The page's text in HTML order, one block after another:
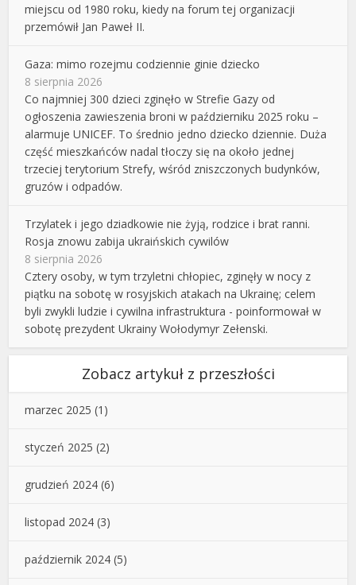
miejscu od 1980 roku, kiedy na forum tej organizacji
przemówił Jan Paweł II.
Gaza: mimo rozejmu codziennie ginie dziecko
8 sierpnia 2026
Co najmniej 300 dzieci zginęło w Strefie Gazy od
ogłoszenia zawieszenia broni w październiku 2025 roku –
alarmuje UNICEF. To średnio jedno dziecko dziennie. Duża
część mieszkańców nadal tłoczy się na około jednej
trzeciej terytorium Strefy, wśród zniszczonych budynków,
gruzów i odpadów.
Trzylatek i jego dziadkowie nie żyją, rodzice i brat ranni.
Rosja znowu zabija ukraińskich cywilów
8 sierpnia 2026
Cztery osoby, w tym trzyletni chłopiec, zginęły w nocy z
piątku na sobotę w rosyjskich atakach na Ukrainę; celem
byli zwykli ludzie i cywilna infrastruktura - poinformował w
sobotę prezydent Ukrainy Wołodymyr Zełenski.
Zobacz artykuł z przeszłości
marzec 2025 (1)
styczeń 2025 (2)
grudzień 2024 (6)
listopad 2024 (3)
październik 2024 (5)